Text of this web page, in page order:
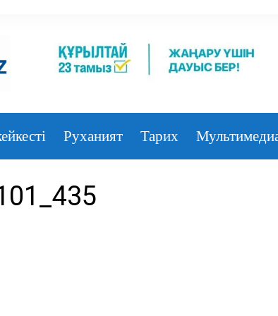
Руханият Тарих